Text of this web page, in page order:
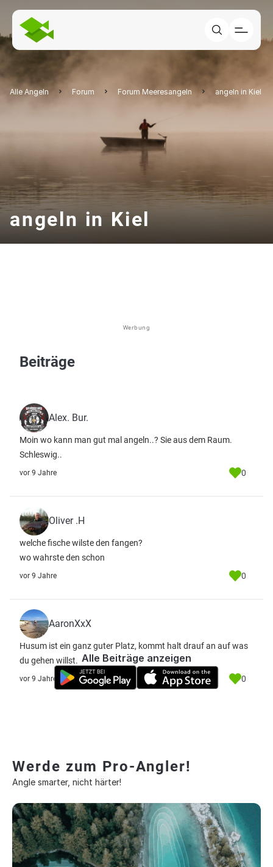
Alle Angeln Forum Forum Meeresangeln angeln in Kiel
angeln in Kiel
Werbung
Beiträge
Alex. Bur.
Moin wo kann man gut mal angeln..? Sie aus dem Raum.
Schleswig..
vor 9 Jahre 0
Oliver .H
welche fische wilste den fangen?
wo wahrste den schon
vor 9 Jahre 0
AaronXxX
Husum ist ein ganz guter Platz, kommt halt drauf an auf was
du gehen willst.
vor 9 Jahre 0
Alle Beiträge anzeigen
Werde zum Pro-Angler!
Angle smarter, nicht härter!